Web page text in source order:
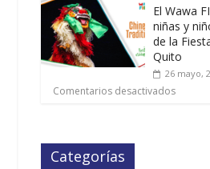
El Wawa
niñas y
de la
Quito
26 mayo,
Comentarios desactivados
Categorías